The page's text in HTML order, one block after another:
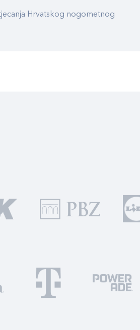
Hrvatskog nogometnog